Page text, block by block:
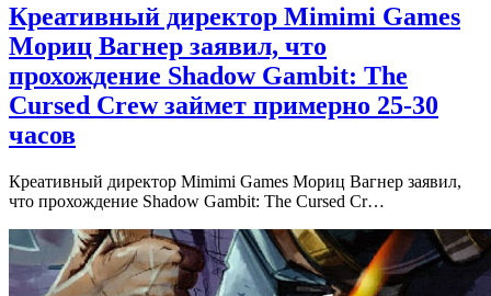
Креативный директор Mimimi Games
Мориц Вагнер заявил, что
прохождение Shadow Gambit: The
Cursed Crew займет примерно 25-30
часов
Креативный директор Mimimi Games Мориц Вагнер заявил,
что прохождение Shadow Gambit: The Cursed Cr…